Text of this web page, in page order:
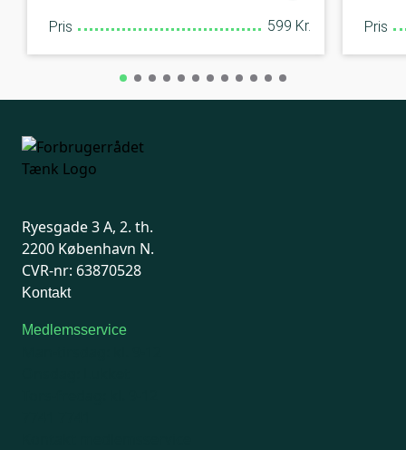
Pris 599 Kr. Pris
Ryesgade 3 A, 2. th.
2200 København N.
CVR-nr: 63870528
Kontakt
Medlemsservice